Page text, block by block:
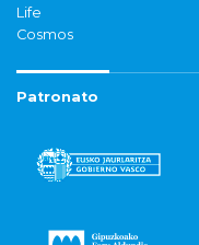
Life
Cosmos
Patronato